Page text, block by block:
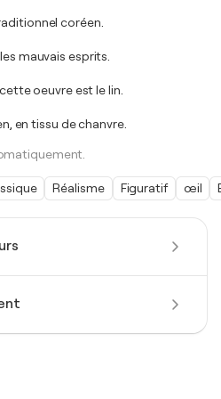
coréen.
mauvais esprits.
oeuvre est le lin.
en tissu de chanvre.
Réalisme Figuratif œil